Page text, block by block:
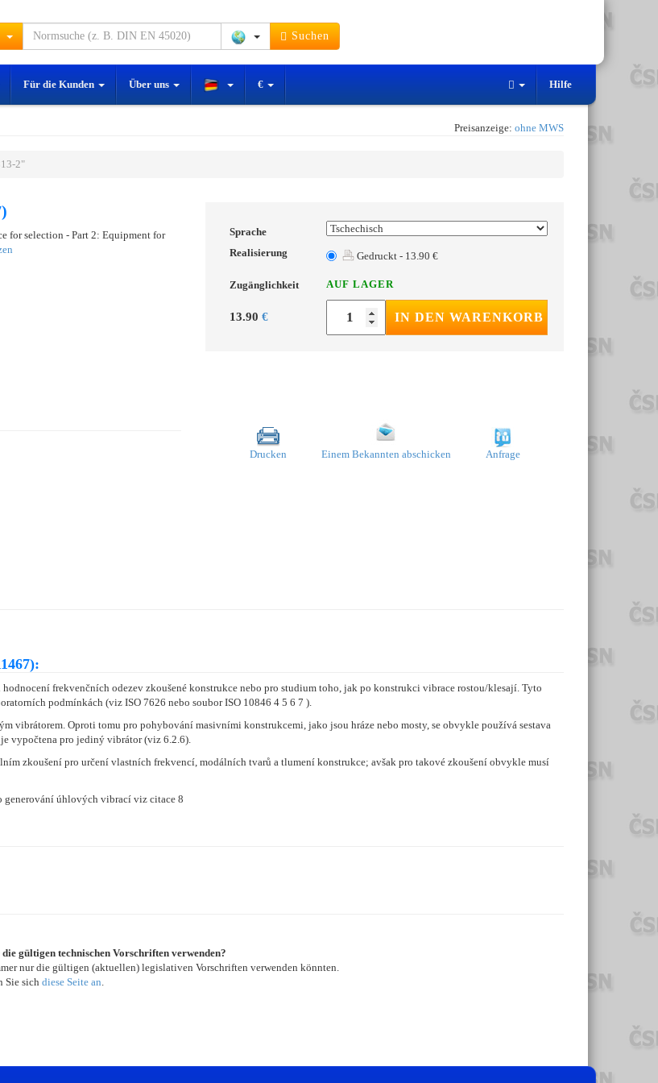
Suchen
Für die Kunden Über uns € Hilfe
Preisanzeige: ohne MWS
2"
for selection - Part 2: Equipment for
Sprache
Realisierung
Gedruckt - 13.90 €
Zugänglichkeit AUF LAGER
13.90 € IN DEN WARENKORB
Drucken Einem Bekannten abschicken Anfrage
frekvenčních odezev zkoušené konstrukce nebo pro studium toho, jak po konstrukci vibrace rostou/klesají. Tyto
podmínkách (viz ISO 7626 nebo soubor ISO 10846 4 5 6 7 ).
vibrátorem. Oproti tomu pro pohybování masivními konstrukcemi, jako jsou hráze nebo mosty, se obvykle používá sestava
vypočtena pro jediný vibrátor (viz 6.2.6).
zkoušení pro určení vlastních frekvencí, modálních tvarů a tlumení konstrukce; avšak pro takové zkoušení obvykle musí
generování úhlových vibrací viz citace 8
gültigen technischen Vorschriften verwenden?
nur die gültigen (aktuellen) legislativen Vorschriften verwenden könnten.
Sie sich diese Seite an.